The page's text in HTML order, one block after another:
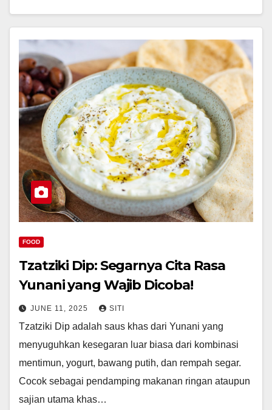
FOOD
Tzatziki Dip: Segarnya Cita Rasa
Yunani yang Wajib Dicoba!
JUNE 11, 2025 SITI
Tzatziki Dip adalah saus khas dari Yunani yang
menyuguhkan kesegaran luar biasa dari kombinasi
mentimun, yogurt, bawang putih, dan rempah segar.
Cocok sebagai pendamping makanan ringan ataupun
sajian utama khas…